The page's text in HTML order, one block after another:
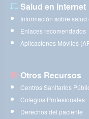
Salud en Internet
Información sobre salud
Enlaces recomendados
Aplicaciones Móviles
Otros Recursos
Centros Sanitarios
Colegios Profesionales
Derechos del paciente